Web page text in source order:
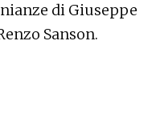
di Giuseppe
Sanson.